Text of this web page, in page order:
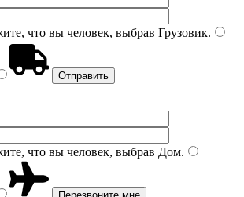
что вы человек, выбрав Грузовик.
что вы человек, выбрав Дом.